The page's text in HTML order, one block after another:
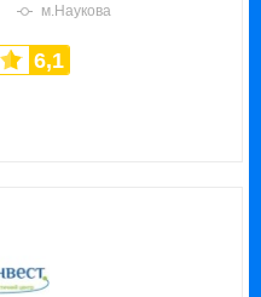
м.Наукова
6,1